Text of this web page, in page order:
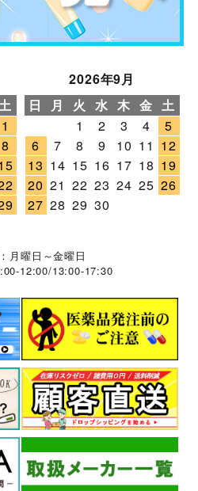
1
8
2026年9月
日
月 火 水 木 金 土
1
2 3 4
5
6
7 8 9 10 11 12
13 14 15 16 17 18 19
20 21 22 23 24 25 26
27 28 29 30
月曜日～金曜日
12:00/13:00-17:30